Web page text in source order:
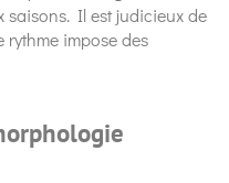
saisons. Il est judicieux de
rythme impose des